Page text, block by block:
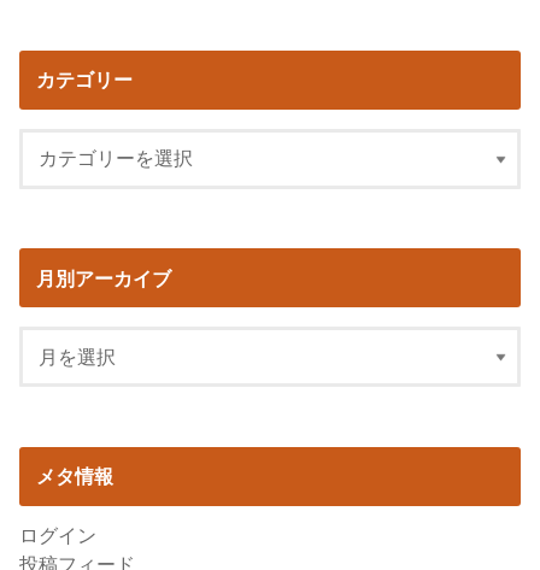
カテゴリー
月別アーカイブ
メタ情報
ログイン
投稿フィード